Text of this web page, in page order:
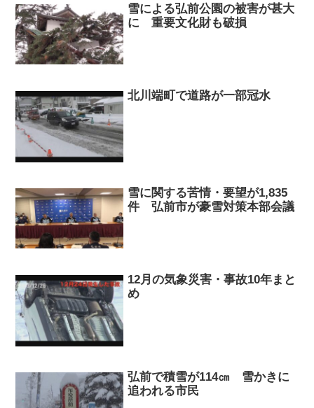
雪による弘前公園の被害が甚大
に 重要文化財も破損
北川端町で道路が一部冠水
雪に関する苦情・要望が1,835
件 弘前市が豪雪対策本部会議
12月の気象災害・事故10年まと
め
弘前で積雪が114㎝ 雪かきに
追われる市民